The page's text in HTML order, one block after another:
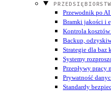
Przewodnik po
Bramki jakości i
Kontrola
Backup,
Strategie dla baz
Systemy
Przepływy pracy
Prywatność
Standardy